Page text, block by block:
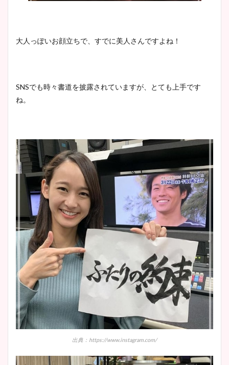
大人っぽいお顔立ちで、すでに美人さんですよね！
SNSでも時々書道を披露されていますが、とても上手です
ね。
出典：https://www.instagram.com/